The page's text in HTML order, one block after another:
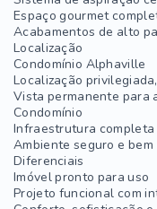
Espaço gourmet
Acabamentos de alto
Localização
Condomínio Alphaville
Localização
Vista permanente para
Condomínio
Infraestrutura completa
Ambiente seguro e
Diferenciais
Imóvel pronto para uso
Projeto funcional com